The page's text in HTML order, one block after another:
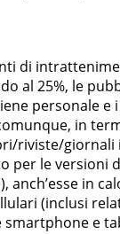
di
25%, le
personale
in
riviste/giornali
per le
in
(inclusi
e